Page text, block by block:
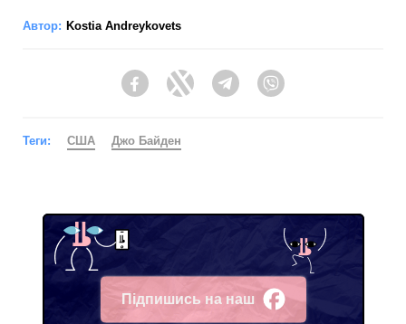
Автор: Kostia Andreykovets
FacebookTwitter Telegram
Теги: США Джо Байден
Підпишись на наш
Facebook